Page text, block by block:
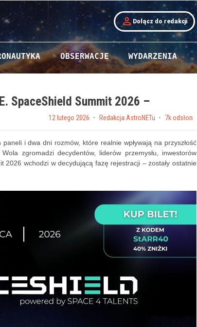
person Dołącz do redakcji
OBSERWACJE WYDARZENIA
SpaceShield Summit 2026 –
Posted on
12 lutego 2026 by Redakcja AstroNETu 7k odsłon
i dwa dni rozmów, które realnie wpływają na przyszłość
zgromadzi decydentów, liderów przemysłu, inwestorów
wchodzi w decydującą fazę rejestracji – zostały ostatnie